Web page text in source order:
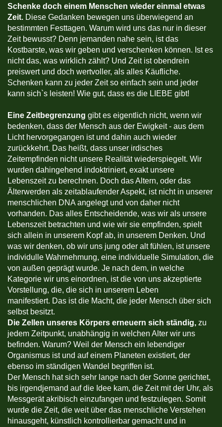
Schenke doch einem Menschen wieder einmal etwas
Zeit. Diese Gedanken bewegen uns überwiegend an
bestimmten Festtagen. Warum wird uns das nur in dieser
Zeit bewusst? Denn jemanden nahe sein, ist das
Kostbarste, was wir geben und verschenken können. Ist es
nicht das, was wirklich zählt? Und Zeit ist obendrein
preiswert und doch wertvoller, als alles Käufliche.
Schenken kann zu jeder Zeit so einfach sein und jeder
kann sich`s leisten! Wie gut, dass es die LIEBE gibt!
Eine Zeitbegrenzung gibt es eigentlich nicht, wenn wir
bedenken, dass der Mensch aus der Ewigkeit - aus dem
Licht hervorgegangen ist und dahin auch wieder
zurückkehrt. Das heißt, dass unser irdisches
Zeitempfinden nicht unsere Realität wiederspiegelt. Wir
wurden dahingehend indoktriniert, exakt unsere
Lebenszeit zu berechnen. Doch das Altern, oder das
Älterwerden als zeitablaufender Aspekt, ist nicht in unserer
menschlichen DNA angelegt und von daher nicht
vorhanden. Das alles Entscheidende, was wir als unsere
Lebenszeit betrachten und wie wir sie empfinden, spielt
sich allein in unserem Kopf ab, in unserem Denken. Und
was wir denken, ob wir uns jung oder alt fühlen, ist unsere
individulle Wahrnehmung, eine individuelle Simulation, die
von außen geprägt wurde. Je nach dem, in welche
Kategorie wir uns einordnen, ist die von uns akzeptierte
Vorstellung, die, die sich in unserem Leben
manifestiert. Das ist die Macht, die jeder Mensch über sich
selbst besitzt.
Die Zellen unseres Körpers erneuern sich ständig, zu
jedem Zeitpunkt, unabhängig in welchen Alter wir uns
befinden. Warum? Weil der Mensch ein lebendiger
Organismus ist und auf einem Planeten existiert, der
ebenso im ständigen Wandel begriffen ist.
Der Mensch hat sich sehr lange nach der Sonne gerichtet,
bis irgendjemand auf die Idee kam, die Zeit mit der Uhr, als
Messgerät akribisch einzufangen und festzulegen. Somit
wurde die Zeit, die weit über das menschliche Verstehen
hinausgeht, künstlich kontrollierbar gemacht und in